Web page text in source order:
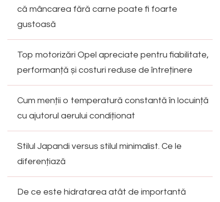
că mâncarea fără carne poate fi foarte
gustoasă
Top motorizări Opel apreciate pentru fiabilitate,
performanță și costuri reduse de întreținere
Cum menții o temperatură constantă în locuință
cu ajutorul aerului condiționat
Stilul Japandi versus stilul minimalist. Ce le
diferențiază
De ce este hidratarea atât de importantă